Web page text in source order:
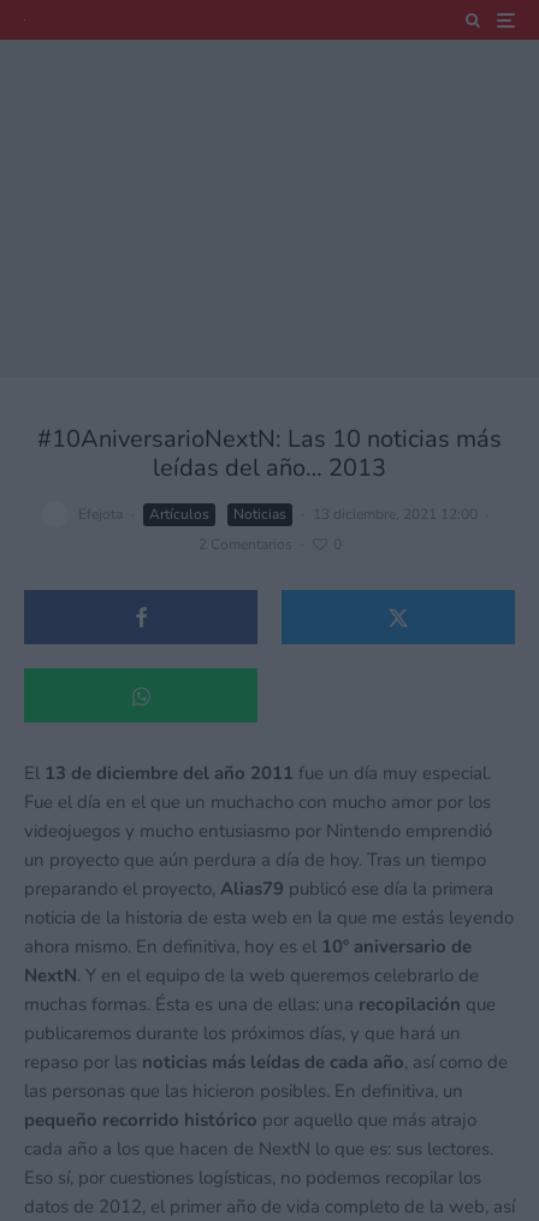
#10AniversarioNextN: Las 10 noticias más
leídas del año… 2013
Efejota Artículos Noticias 13 diciembre, 2021 12:00
2 Comentarios
0
El 13 de diciembre del año 2011 fue un día muy especial.
Fue el día en el que un muchacho con mucho amor por los
videojuegos y mucho entusiasmo por Nintendo emprendió
un proyecto que aún perdura a día de hoy. Tras un tiempo
preparando el proyecto, Alias79 publicó ese día la primera
noticia de la historia de esta web en la que me estás leyendo
ahora mismo. En definitiva, hoy es el 10º aniversario de
NextN. Y en el equipo de la web queremos celebrarlo de
muchas formas. Ésta es una de ellas: una recopilación que
publicaremos durante los próximos días, y que hará un
repaso por las noticias más leídas de cada año, así como de
las personas que las hicieron posibles. En definitiva, un
pequeño recorrido histórico por aquello que más atrajo
cada año a los que hacen de NextN lo que es: sus lectores.
Eso sí, por cuestiones logísticas, no podemos recopilar los
datos de 2012, el primer año de vida completo de la web, así